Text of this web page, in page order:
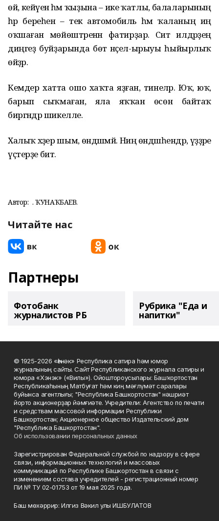
өй, кейәүенә һәм ҡыҙына – ике ҡатлы, балаларының
һәр береһенә – текә автомобиль һәм ҡаланың иң
оҡшаған мөйөштәренән фатирҙар. Сит илдәрҙең
диңгеҙ буйҙарында бөтә нәҫел-ырыуы һыйырлыҡ
өйҙәр.
Кемдер хатта ошо хаҡта яҙған, тинеләр. Юҡ, юҡ,
барып сыҡмаған, яла яҡҡан өсөн байтаҡ
биргәндәр шикелле.
Халыҡ хәҙер шым, өндәшмәй. Ниңә өндәшһендәр, үҙҙәре
үҫтерҙе бит.
Автор: Ғ. ҠУНАҠБАЕВ.
Читайте нас
Партнеры
Фотобанк
журналистов РБ
Рубрика "Еда и
напитки"
© 1925-2026 «Һәнәк» Республика сатира һәм юмор
журналының сайты. Сайт Республиканского журнала сатиры и
юмора «Хэнэк» («Вилы»). Ойоштороусылары: Башҡортостан
Республикаһының Матбуғат һәм киң мәғлүмәт саралары
буйынса агентлығы; "Республика Башкортостан" нәшриәт
йорто акционерҙар йәмғиәте. Учредители: Агентство по печати
и средствам массовой информации Республики
Башкортостан; Акционерное общество Издательский дом
"Республика Башкортостан".
Об использовании персональных данных
Зарегистрирован Федеральной службой по надзору в сфере
связи, информационных технологий и массовых
коммуникаций по Республике Башкортостан в связи с
изменением состава учредителей - регистрационный номер
ПИ № ТУ 02-01753 от 19 мая 2025 года.
Баш мөхәррир: Илгиз Вәкил улы ИШБУЛАТОВ